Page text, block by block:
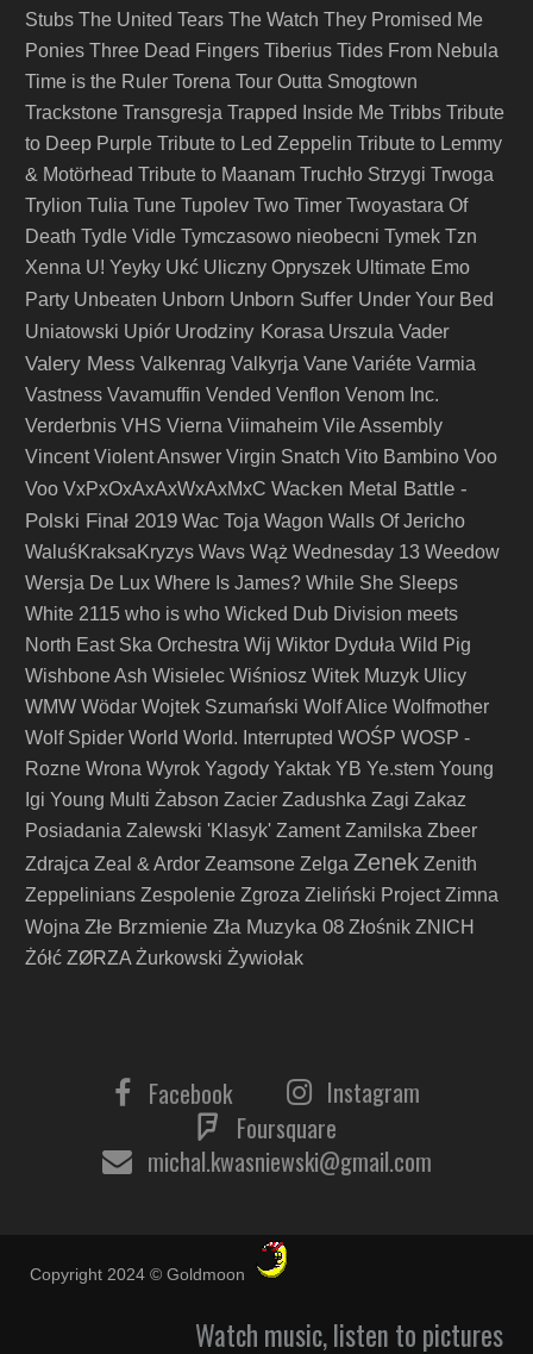
Stubs The United Tears The Watch They Promised Me
Ponies Three Dead Fingers Tiberius Tides From Nebula
Time is the Ruler Torena Tour Outta Smogtown
Trackstone Transgresja Trapped Inside Me Tribbs Tribute
to Deep Purple Tribute to Led Zeppelin Tribute to Lemmy
& Motörhead Tribute to Maanam Truchło Strzygi Trwoga
Trylion Tulia Tune Tupolev Two Timer Twoyastara Of
Death Tydle Vidle Tymczasowo nieobecni Tymek Tzn
Xenna U! Yeyky Ukć Uliczny Opryszek Ultimate Emo
Party Unbeaten Unborn Unborn Suffer Under Your Bed
Uniatowski Upiór Urodziny Korasa Urszula Vader
Valery Mess Valkenrag Valkyrja Vane Variéte Varmia
Vastness Vavamuffin Vended Venflon Venom Inc.
Verderbnis VHS Vierna Viimaheim Vile Assembly
Vincent Violent Answer Virgin Snatch Vito Bambino Voo
Voo VxPxOxAxAxWxAxMxC Wacken Metal Battle -
Polski Finał 2019 Wac Toja Wagon Walls Of Jericho
WaluśKraksaKryzys Wavs Wąż Wednesday 13 Weedow
Wersja De Lux Where Is James? While She Sleeps
White 2115 who is who Wicked Dub Division meets
North East Ska Orchestra Wij Wiktor Dyduła Wild Pig
Wishbone Ash Wisielec Wiśniosz Witek Muzyk Ulicy
WMW Wödar Wojtek Szumański Wolf Alice Wolfmother
Wolf Spider World World. Interrupted WOŚP WOSP -
Rozne Wrona Wyrok Yagody Yaktak YB Ye.stem Young
Igi Young Multi Żabson Zacier Zadushka Zagi Zakaz
Posiadania Zalewski 'Klasyk' Zament Zamilska Zbeer
Zdrajca Zeal & Ardor Zeamsone Zelga Zenek Zenith
Zeppelinians Zespolenie Zgroza Zieliński Project Zimna
Wojna Złe Brzmienie Zła Muzyka 08 Złośnik ZNICH
Żółć ZØRZA Żurkowski Żywiołak
Facebook
Instagram
Foursquare
michal.kwasniewski@gmail.com
Copyright 2024 © Goldmoon
Watch music, listen to pictures